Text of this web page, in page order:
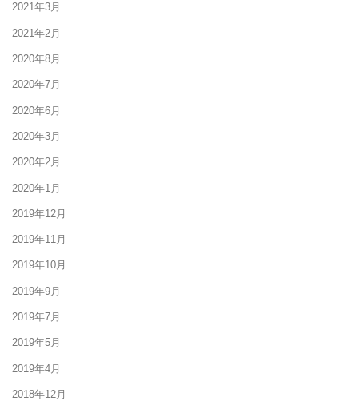
2021年3月
2021年2月
2020年8月
2020年7月
2020年6月
2020年3月
2020年2月
2020年1月
2019年12月
2019年11月
2019年10月
2019年9月
2019年7月
2019年5月
2019年4月
2018年12月